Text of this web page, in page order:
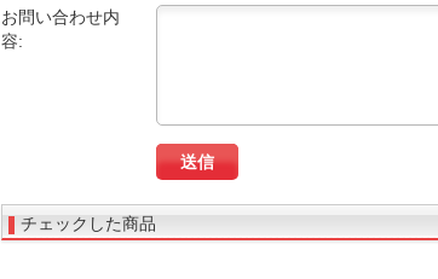
お問い合わせ内
容:
チェックした商品